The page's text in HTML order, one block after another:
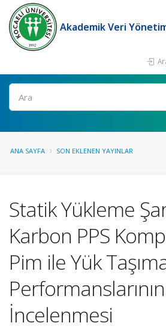
Akademik Veri
Ara
ANA SAYFA SON EKLENEN YAYINLAR
Statik Yükleme
Karbon PPS
Pim ile Yük
Performanslarının
İncelenmesi